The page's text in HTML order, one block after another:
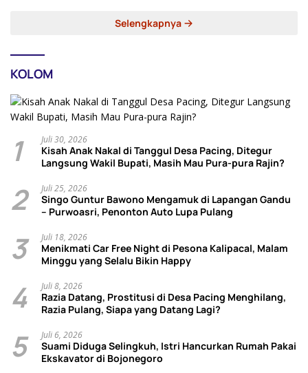
Selengkapnya
KOLOM
1 Juli 30, 2026
Kisah Anak Nakal di Tanggul Desa Pacing, Ditegur
Langsung Wakil Bupati, Masih Mau Pura-pura Rajin?
2 Juli 25, 2026
Singo Guntur Bawono Mengamuk di Lapangan Gandu
– Purwoasri, Penonton Auto Lupa Pulang
3 Juli 18, 2026
Menikmati Car Free Night di Pesona Kalipacal, Malam
Minggu yang Selalu Bikin Happy
4 Juli 8, 2026
Razia Datang, Prostitusi di Desa Pacing Menghilang,
Razia Pulang, Siapa yang Datang Lagi?
5 Juli 6, 2026
Suami Diduga Selingkuh, Istri Hancurkan Rumah Pakai
Ekskavator di Bojonegoro